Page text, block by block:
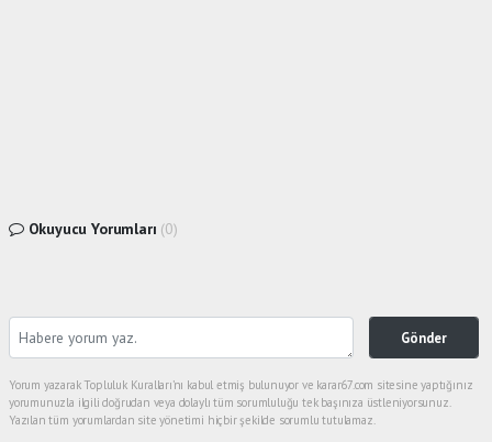
Okuyucu Yorumları (0)
Gönder
Yorum yazarak Topluluk Kuralları’nı kabul etmiş bulunuyor ve karar67.com sitesine yaptığınız
yorumunuzla ilgili doğrudan veya dolaylı tüm sorumluluğu tek başınıza üstleniyorsunuz.
Yazılan tüm yorumlardan site yönetimi hiçbir şekilde sorumlu tutulamaz.